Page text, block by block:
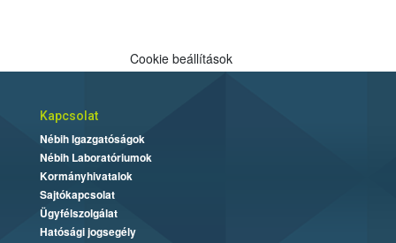
Cookie beállítások
Kapcsolat
Nébih Igazgatóságok
Nébih Laboratóriumok
Kormányhivatalok
Sajtókapcsolat
Ügyfélszolgálat
Hatósági jogsegély